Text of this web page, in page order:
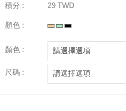
積分 : 29 TWD
顏色 :
顏色 :
尺碼 :